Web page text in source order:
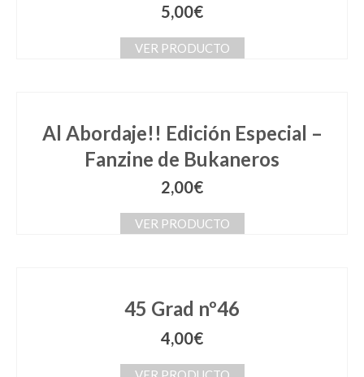
5,00€
VER PRODUCTO
Al Abordaje!! Edición Especial –
Fanzine de Bukaneros
2,00€
VER PRODUCTO
45 Grad nº46
4,00€